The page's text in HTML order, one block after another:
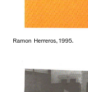
Ramon Herreros, 1995.